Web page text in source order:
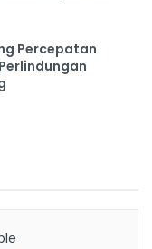
Percepatan